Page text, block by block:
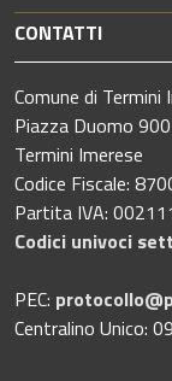
CONTATTI
Comune di Termini
Piazza Duomo
Termini Imerese
Codice Fiscale:
Partita IVA:
Codici univoci
PEC:
Centralino Unico: